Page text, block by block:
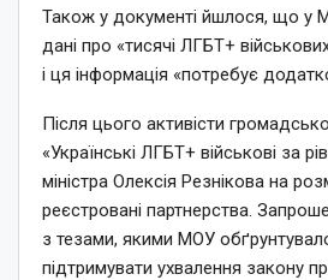
Також у документі йшлося, що у
дані про «тисячі ЛГБТ+
і ця інформація «потребує
Після цього активісти
«Українські ЛГБТ+ військові за
міністра Олексія Резнікова на
реєстровані партнерства.
з тезами, якими МОУ
підтримувати ухвалення закону